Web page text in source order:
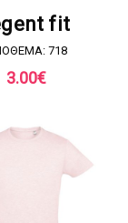
fit
718
3.00€